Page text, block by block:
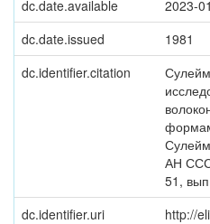
dc.date.available
2023-
dc.date.issued
1981
dc.identifier.citation
АН
51,
dc.identifier.uri
http://